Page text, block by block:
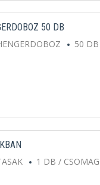
50 DB
50
1 DB / CSOMAG